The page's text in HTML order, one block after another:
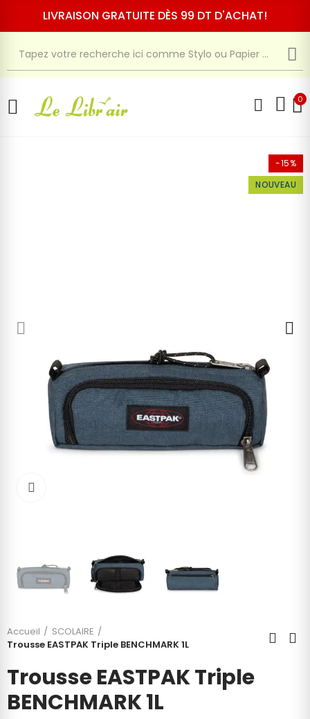
LIVRAISON GRATUITE DÈS 99 DT D'ACHAT!
0
-15%
NOUVEAU
Accueil
SCOLAIRE
Trousse EASTPAK Triple BENCHMARK 1L
Trousse EASTPAK Triple
BENCHMARK 1L